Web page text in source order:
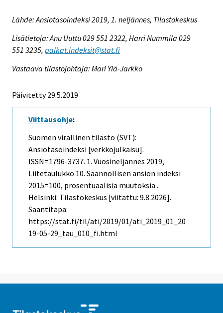
Lähde: Ansiotasoindeksi 2019, 1. neljännes, Tilastokeskus
Lisätietoja: Anu Uuttu 029 551 2322, Harri Nummila 029
551 3235, palkat.indeksit@stat.fi
Vastaava tilastojohtaja: Mari Ylä-Jarkko
Päivitetty 29.5.2019
Viittausohje:
Suomen virallinen tilasto (SVT):
Ansiotasoindeksi [verkkojulkaisu].
ISSN=1796-3737. 1. Vuosineljännes 2019,
Liitetaulukko 10. Säännöllisen ansion indeksi
2015=100, prosentuaalisia muutoksia .
Helsinki: Tilastokeskus [viitattu: 9.8.2026].
Saantitapa:
https://stat.fi/til/ati/2019/01/ati_2019_01_20
19-05-29_tau_010_fi.html